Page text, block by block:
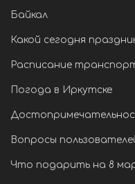
Байкал
Какой сегодня
Расписание
Погода в Иркутске
Вопросы
Что подарить на 8